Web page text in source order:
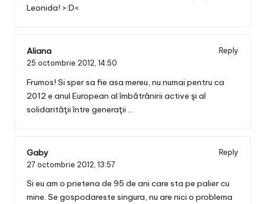
Leonida! >:D<
Aliana
Reply
25 octombrie 2012, 14:50
Frumos! Si sper sa fie asa mereu, nu numai pentru ca
2012 e anul European al îmbătrânirii active şi al
solidarităţii între generaţii …
Gaby
Reply
27 octombrie 2012, 13:57
Si eu am o prietena de 95 de ani care sta pe palier cu
mine. Se gospodareste singura, nu are nici o problema